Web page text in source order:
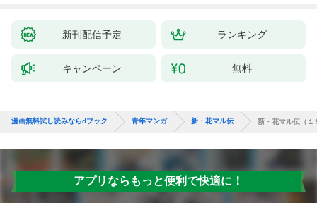
新刊配信予定 ランキング
キャンペーン 無料
漫画無料試し読みならdブック 青年マンガ 新・花マル伝 新・花マル伝（１
アプリならもっと便利で快適に！